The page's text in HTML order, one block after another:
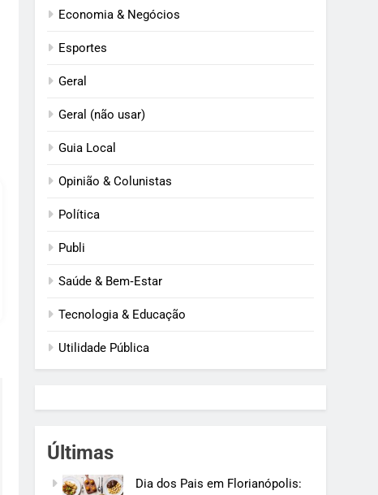
Economia & Negócios
Esportes
Geral
Geral (não usar)
Guia Local
Opinião & Colunistas
Política
Publi
Saúde & Bem‑Estar
Tecnologia & Educação
Utilidade Pública
Últimas
Dia dos Pais em Florianópolis: